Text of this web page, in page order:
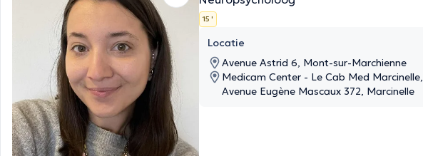
15 '
Locatie
Avenue Astrid 6, Mont-sur-Marchienne
Medicam Center - Le Cab Med Marcinelle,
Avenue Eugène Mascaux 372, Marcinelle